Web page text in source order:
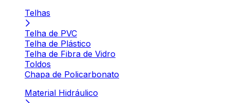
Telhas
Telha de PVC
Telha de Plástico
Telha de Fibra de Vidro
Toldos
Chapa de Policarbonato
Material Hidráulico